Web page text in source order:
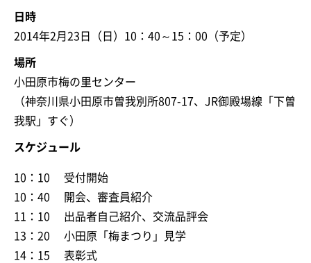
日時
2014年2月23日（日）10：40～15：00（予定）
場所
小田原市梅の里センター
（神奈川県小田原市曽我別所807-17、JR御殿場線「下曽
我駅」すぐ）
スケジュール
10：10 受付開始
10：40 開会、審査員紹介
11：10 出品者自己紹介、交流品評会
13：20 小田原「梅まつり」見学
14：15 表彰式